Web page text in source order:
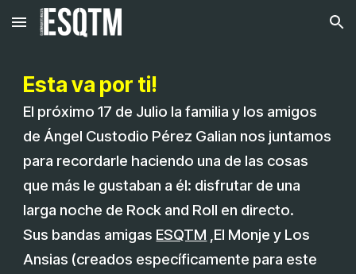
Skip to main content Skip to navigation
Esta va por ti!
El próximo 17 de Julio la familia y los amigos
de Ángel Custodio Pérez Galian nos juntamos
para recordarle haciendo una de las cosas
que más le gustaban a él: disfrutar de una
larga noche de Rock and Roll en directo.
Sus bandas amigas ESQTM ,El Monje y Los
Ansias (creados específicamente para este